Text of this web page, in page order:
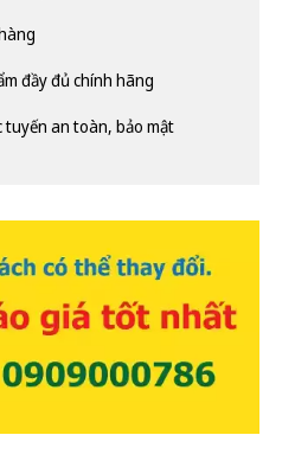
đầy đủ chính hãng
an toàn, bảo mật